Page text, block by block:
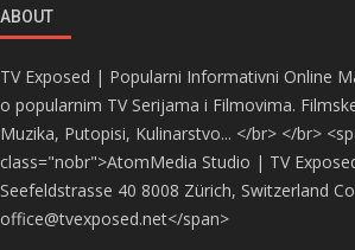
ABOUT
TV Exposed | Popularni Informativni Online
o popularnim TV Serijama i Filmovima.
Muzika, Putopisi, Kulinarstvo... </br> </br>
class="nobr">AtomMedia Studio | TV
Seefeldstrasse 40 8008 Zürich, Switzerland
office@tvexposed.net</span>